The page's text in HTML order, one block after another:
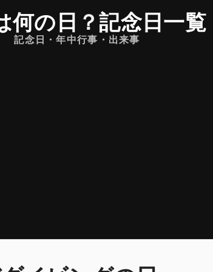
何の日 ？記念日一覧
記念日・年中行事・出来事